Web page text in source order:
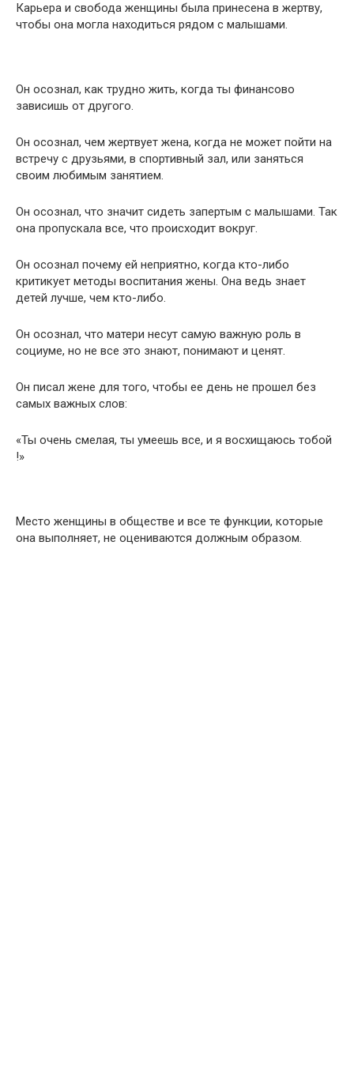
Карьера и свобода женщины была принесена в жертву,
чтобы она могла находиться рядом с малышами.
Он осознал, как трудно жить, когда ты финансово
зависишь от другого.
Он осознал, чем жертвует жена, когда не может пойти на
встречу с друзьями, в спортивный зал, или заняться
своим любимым занятием.
Он осознал, что значит сидеть запертым с малышами. Так
она пропускала все, что происходит вокруг.
Он осознал почему ей неприятно, когда кто-либо
критикует методы воспитания жены. Она ведь знает
детей лучше, чем кто-либо.
Он осознал, что матери несут самую важную роль в
социуме, но не все это знают, понимают и ценят.
Он писал жене для того, чтобы ее день не прошел без
самых важных слов:
«Ты очень смелая, ты умеешь все, и я восхищаюсь тобой
!»
Место женщины в обществе и все те функции, которые
она выполняет, не оцениваются должным образом.